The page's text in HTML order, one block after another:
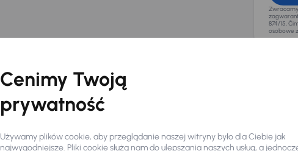
874/15,
osobowe
Cenimy Twoją
prywatność
Używamy plików cookie, aby przeglądanie naszej witryny było dla Ciebie jak
najwygodniejsze. Pliki cookie służą nam do ulepszania naszych usług, a